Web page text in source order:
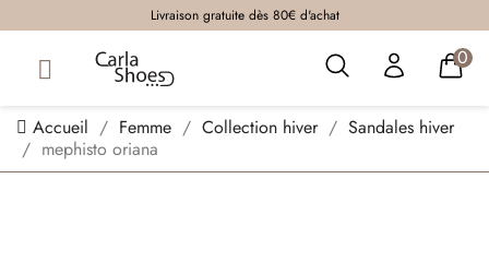
Livraison gratuite dès 80€ d'achat
0
Accueil Femme Collection hiver
Sandales hiver
mephisto oriana